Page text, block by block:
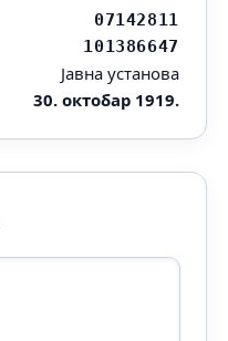
07142811
101386647
Јавна установа
30. октобар 1919.